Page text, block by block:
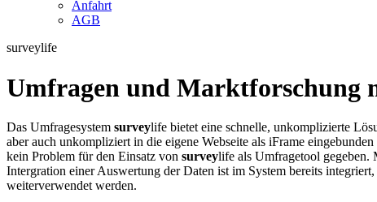
Anfahrt
AGB
surveylife
Umfragen und Marktforschung
Das Umfragesystem surveylife bietet eine schnelle, unkomplizierte
aber auch unkompliziert in die eigene Webseite als iFrame
kein Problem für den Einsatz von surveylife als Umfragetool gegeben.
Intergration einer Auswertung der Daten ist im System bereits
weiterverwendet werden.